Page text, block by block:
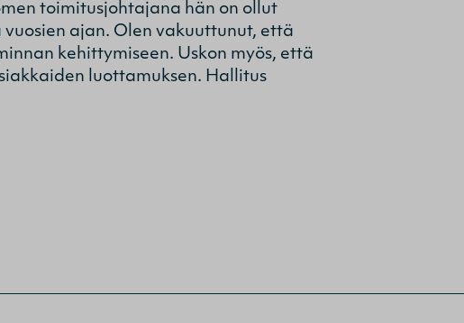
toimitusjohtajana hän on ollut
ajan. Olen vakuuttunut, että
kehittymiseen. Uskon myös, että
luottamuksen. Hallitus